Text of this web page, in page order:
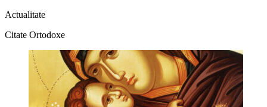
Actualitate
Citate Ortodoxe